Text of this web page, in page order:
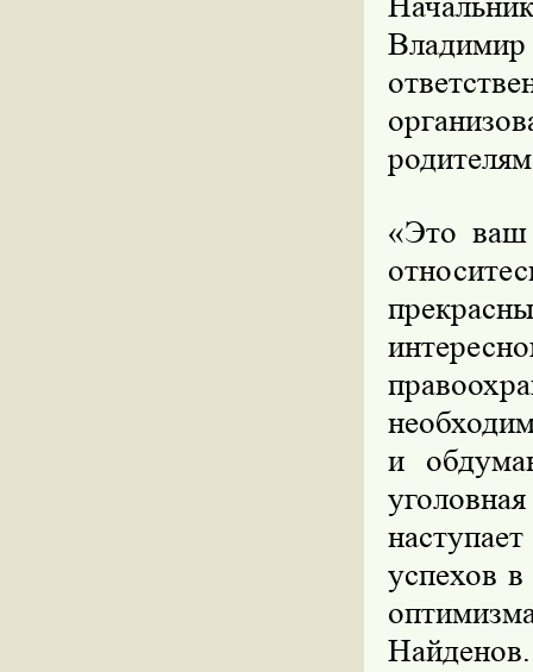
«Это
и
успехов
Найденов.